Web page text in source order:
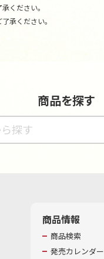
ください。
承ください。
商品を探す
商品情報
商品検索
発売カレンダー